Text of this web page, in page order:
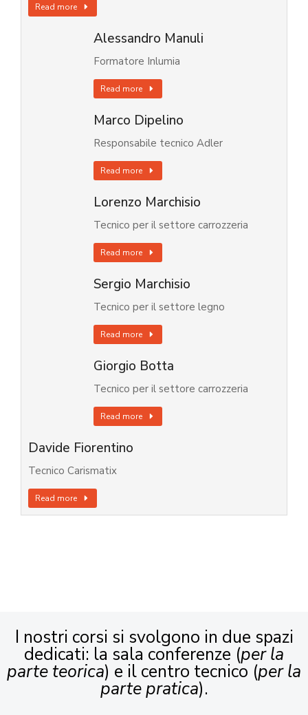
Read more
Alessandro Manuli
Formatore Inlumia
Read more
Marco Dipelino
Responsabile tecnico Adler
Read more
Lorenzo Marchisio
Tecnico per il settore carrozzeria
Read more
Sergio Marchisio
Tecnico per il settore legno
Read more
Giorgio Botta
Tecnico per il settore carrozzeria
Read more
Davide Fiorentino
Tecnico Carismatix
Read more
I nostri corsi si svolgono in due spazi
dedicati: la sala conferenze (per la
parte teorica) e il centro tecnico (per la
parte pratica).